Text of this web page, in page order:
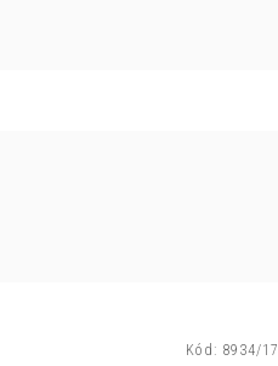
Kód: 8934/17